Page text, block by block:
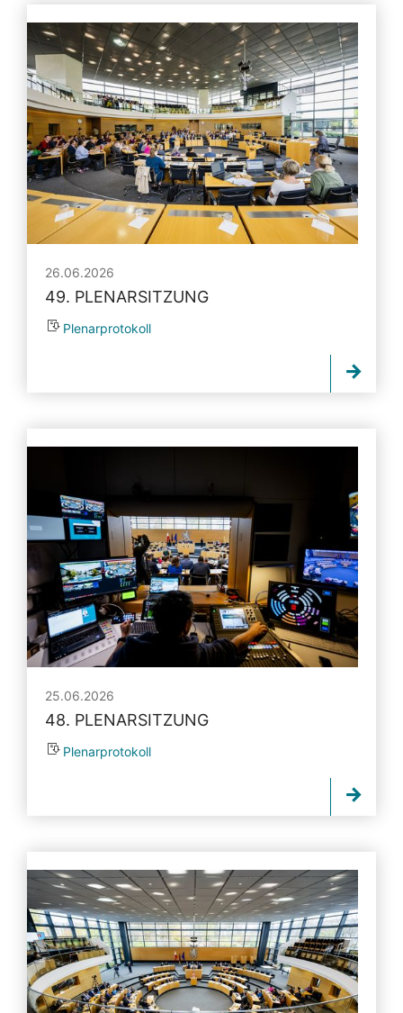
26.06.2026
49. PLENARSITZUNG
Plenarprotokoll
25.06.2026
48. PLENARSITZUNG
Plenarprotokoll